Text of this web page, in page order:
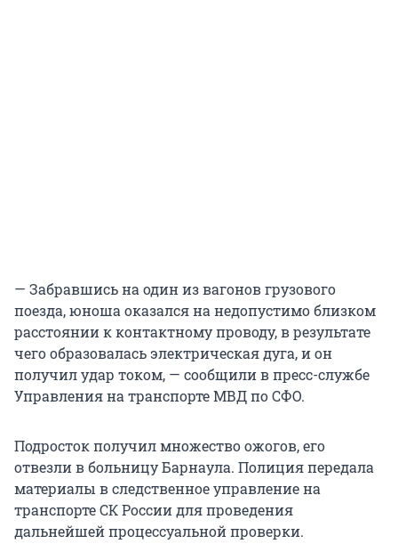
— Забравшись на один из вагонов грузового
поезда, юноша оказался на недопустимо близком
расстоянии к контактному проводу, в результате
чего образовалась электрическая дуга, и он
получил удар током, — сообщили в пресс-службе
Управления на транспорте МВД по СФО.
Подросток получил множество ожогов, его
отвезли в больницу Барнаула. Полиция передала
материалы в следственное управление на
транспорте СК России для проведения
дальнейшей процессуальной проверки.